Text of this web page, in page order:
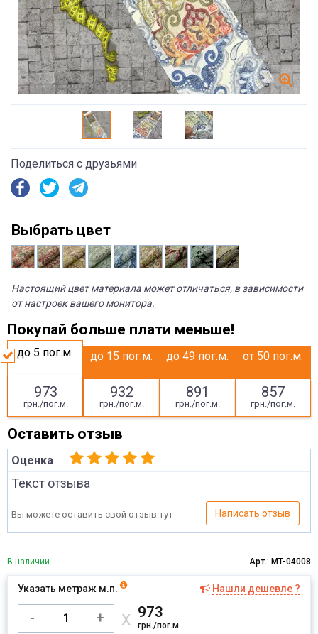
Поделиться с друзьями
Выбрать цвет
Настоящий цвет материала может отличаться, в зависимости
от настроек вашего монитора.
Покупай больше плати меньше!
до 5 пог.м.
973
грн./пог.м.
до 15 пог.м.
932
грн./пог.м.
до 49 пог.м.
891
грн./пог.м.
от 50 пог.м.
857
грн./пог.м.
Оставить отзыв
Оценка
Текст отзыва
Вы можете оставить свой отзыв тут Написать отзыв
В наличии Арт.: MT-04008
Указать метраж м.п. Нашли дешевле ?
- + х 973
грн./пог.м.